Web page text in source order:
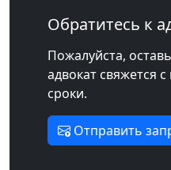
Обратитесь к
Пожалуйста,
адвокат свяжется
сроки.
Отправить